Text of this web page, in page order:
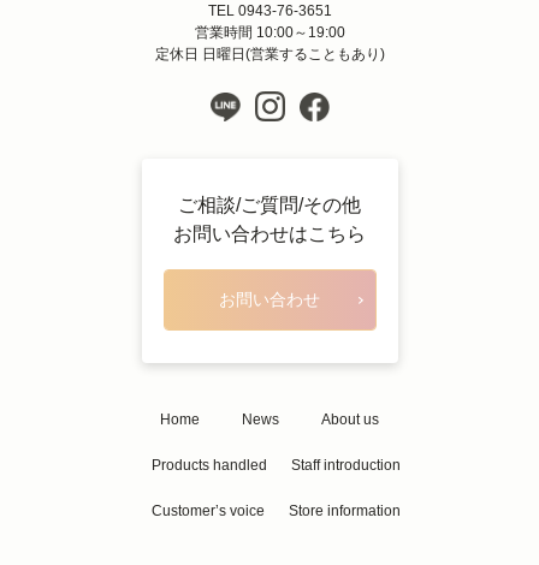
TEL 0943-76-3651
営業時間 10:00～19:00
定休日 日曜日(営業することもあり)
ご相談/ご質問/その他
お問い合わせはこちら
お問い合わせ
Home News About us
Products handled Staff introduction
Customer’s voice Store information